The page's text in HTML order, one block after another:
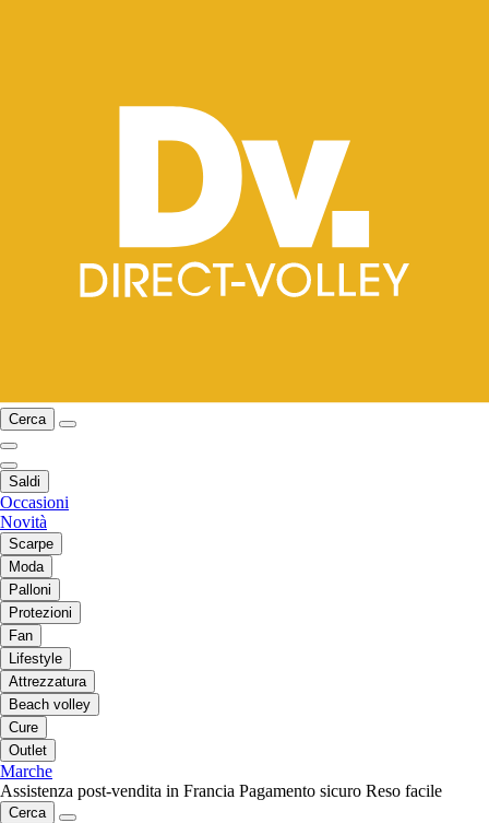
Cerca
Saldi
Occasioni
Novità
Scarpe
Moda
Palloni
Protezioni
Fan
Lifestyle
Attrezzatura
Beach volley
Cure
Outlet
Marche
Assistenza post-vendita in Francia Pagamento sicuro Reso facile
Cerca